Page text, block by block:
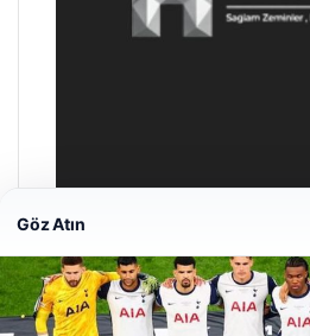
Enes Kaplan Avukatlık Bürosu
28/04/2026
Göz Atın